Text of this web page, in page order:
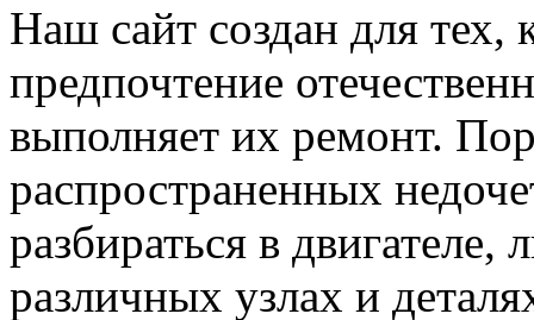
Наш сайт создан для тех,
предпочтение
выполняет их ремонт.
распространенных
разбираться в двигателе,
различных узлах и